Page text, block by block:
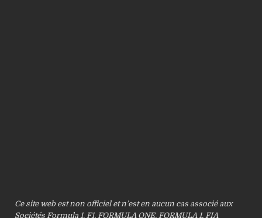
Ce site web est non officiel et n’est en aucun cas associé aux
Sociétés Formula 1. F1, FORMULA ONE, FORMULA 1, FIA